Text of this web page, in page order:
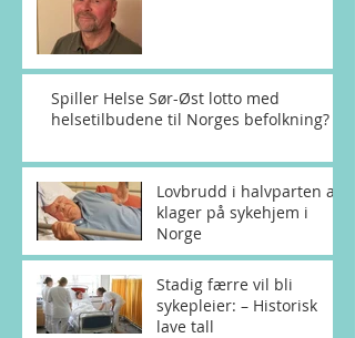
Spiller Helse Sør-Øst lotto med
helsetilbudene til Norges befolkning?
Lovbrudd i halvparten av
klager på sykehjem i
Norge
Stadig færre vil bli
sykepleier: – Historisk
lave tall